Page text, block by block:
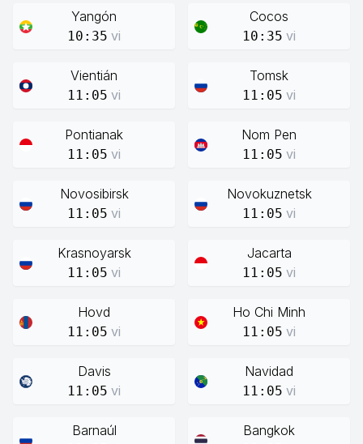
Yangón
10:35 vi
Cocos
10:35 vi
Vientián
11:05 vi
Tomsk
11:05 vi
Pontianak
11:05 vi
Nom Pen
11:05 vi
Novosibirsk
11:05 vi
Novokuznetsk
11:05 vi
Krasnoyarsk
11:05 vi
Jacarta
11:05 vi
Hovd
11:05 vi
Ho Chi Minh
11:05 vi
Davis
11:05 vi
Navidad
11:05 vi
Barnaúl Bangkok